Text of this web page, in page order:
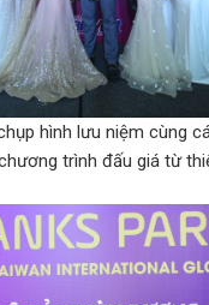
hình lưu niệm cùng
trình đấu giá từ